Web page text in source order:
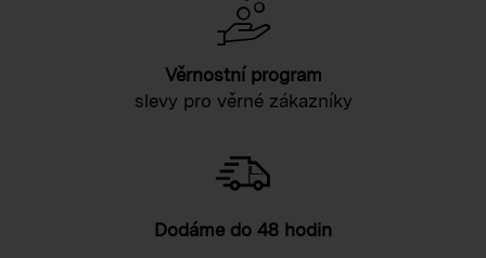
Věrnostní program
slevy pro věrné zákazníky
Dodáme do 48 hodin